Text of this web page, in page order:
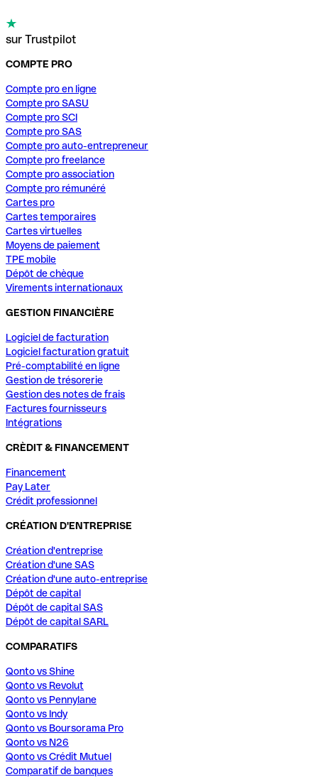
sur Trustpilot
COMPTE PRO
Compte pro en ligne
Compte pro SASU
Compte pro SCI
Compte pro SAS
Compte pro auto-entrepreneur
Compte pro freelance
Compte pro association
Compte pro rémunéré
Cartes pro
Cartes temporaires
Cartes virtuelles
Moyens de paiement
TPE mobile
Dépôt de chèque
Virements internationaux
GESTION FINANCIÈRE
Logiciel de facturation
Logiciel facturation gratuit
Pré-comptabilité en ligne
Gestion de trésorerie
Gestion des notes de frais
Factures fournisseurs
Intégrations
CRÈDIT & FINANCEMENT
Financement
Pay Later
Crédit professionnel
CRÉATION D'ENTREPRISE
Création d'entreprise
Création d'une SAS
Création d'une auto-entreprise
Dépôt de capital
Dépôt de capital SAS
Dépôt de capital SARL
COMPARATIFS
Qonto vs Shine
Qonto vs Revolut
Qonto vs Pennylane
Qonto vs Indy
Qonto vs Boursorama Pro
Qonto vs N26
Qonto vs Crédit Mutuel
Comparatif de banques